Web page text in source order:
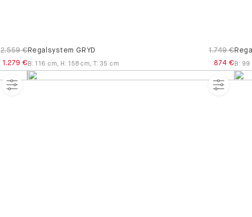
2.559 €
1.279 €
Regalsystem GRYD
1.749 €
874 €
B: 116 cm H : 158 cm ,T: 35 cm B : 99